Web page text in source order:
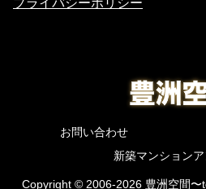
プライバシーポリシー
お問い合わせ
新築マンションア
Copyright © 2006-2026 豊洲空間〜